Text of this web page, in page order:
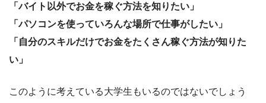
「バイト以外でお金を稼ぐ方法を知りたい」
「パソコンを使っていろんな場所で仕事がしたい」
「自分のスキルだけでお金をたくさん稼ぐ方法が知りた
い」
このように考えている大学生もいるのではないでしょう